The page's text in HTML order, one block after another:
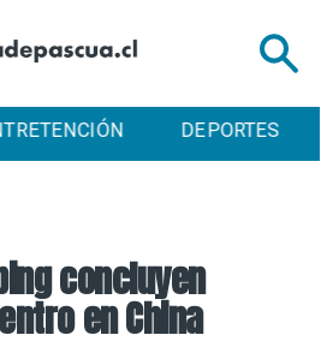
DEPORTES
concluyen
en China